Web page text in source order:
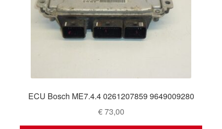
ECU Bosch ME7.4.4 0261207859 9649009280
€73,00